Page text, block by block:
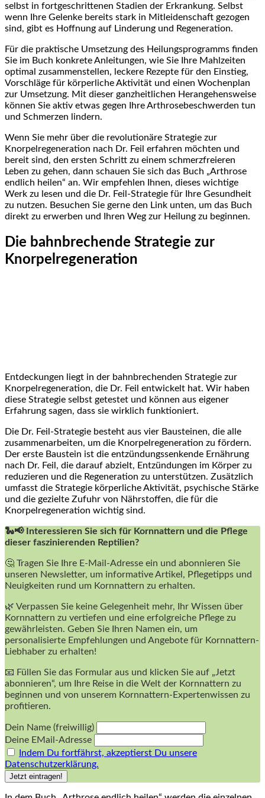
selbst in fortgeschrittenen Stadien der Erkrankung. Selbst
wenn Ihre Gelenke bereits stark in Mitleidenschaft gezogen
sind, gibt es Hoffnung auf Linderung ​und Regeneration.
Für die praktische Umsetzung des Heilungsprogramms finden
Sie im Buch konkrete Anleitungen, wie Sie Ihre Mahlzeiten
optimal zusammenstellen, leckere Rezepte für den Einstieg,
Vorschläge für körperliche Aktivität und einen Wochenplan
zur Umsetzung.⁢ Mit dieser ganzheitlichen Herangehensweise
können Sie aktiv ‍etwas gegen Ihre Arthrosebeschwerden tun
und Schmerzen ​lindern.
Wenn Sie mehr über die revolutionäre Strategie zur
Knorpelregeneration nach Dr. Feil erfahren möchten und
bereit ⁣sind, den ersten Schritt zu einem schmerzfreieren
Leben zu gehen, dann ⁢schauen Sie sich das Buch „Arthrose ​
endlich heilen“ an. Wir empfehlen Ihnen, dieses wichtige
Werk zu lesen und ⁤die Dr. Feil-Strategie für Ihre Gesundheit
⁣zu nutzen. Besuchen ​Sie gerne den Link unten, um das Buch
direkt⁣ zu ‌erwerben und Ihren Weg⁢ zur Heilung zu beginnen.
Die bahnbrechende Strategie zur
Knorpelregeneration
Entdeckungen liegt in der bahnbrechenden Strategie zur
Knorpelregeneration, die Dr. Feil entwickelt hat. Wir haben
diese Strategie selbst getestet und können aus eigener
Erfahrung sagen, dass sie wirklich funktioniert.
Die Dr. Feil-Strategie besteht aus vier ⁣Bausteinen, die alle
zusammenarbeiten, um die Knorpelregeneration zu ​fördern.
Der erste Baustein ist die entzündungssenkende Ernährung
⁤nach Dr. Feil, die darauf⁤ abzielt, Entzündungen ⁢im Körper zu
reduzieren und die Regeneration zu unterstützen. Zusätzlich
umfasst die Strategie körperliche Aktivität, psychische Stärke
und die gezielte Zufuhr von Nährstoffen, die für⁢ die
Knorpelregeneration wichtig sind.
🐍📢 Interessieren Sie sich für Kornnattern und die Pflege
dieser faszinierenden Reptilien?
🤔 Tragen Sie Ihre E-Mail-Adresse ein und abonnieren Sie
unseren Newsletter, um informative Artikel, Pflegetipps und
Neuigkeiten rund um Kornnattern zu erhalten.
🌿 Verpassen Sie keine Gelegenheit mehr, Ihr Wissen über
Kornnattern zu vertiefen und eine erfolgreiche Pflege zu
gewährleisten. Geben Sie Ihren Namen ein, um
personalisierte Empfehlungen und Angebote für Kornnattern-
Liebhaber zu erhalten!
📧 Füllen Sie das Formular aus und klicken Sie auf „Jetzt
abonnieren“, um Ihre Reise in die Welt der Kornnattern zu
beginnen und von unserem Kornnattern-Expertenwissen zu
profitieren.
Dein Name (freiwillig)
Deine EMail-Adresse
Indem Du fortfährst, akzeptierst Du unsere
Datenschutzerklärung.